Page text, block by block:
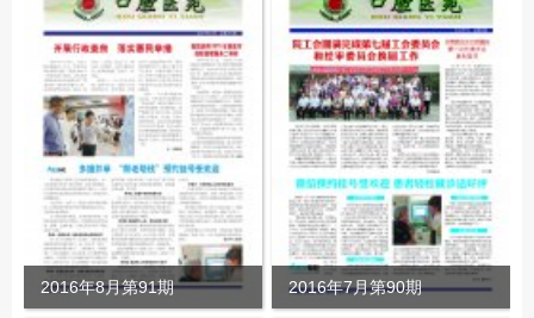
2016年8月第91期 2016年7月第90期